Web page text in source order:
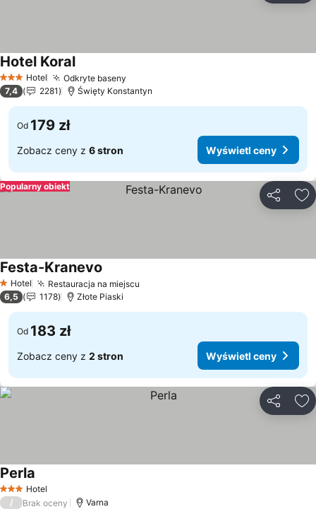
3 Kategoria
Hotel Odkryte baseny
Hotel KoralWyświetl ceny
7,4 2281 Święty Konstantyn
Od 179 zł
Zobacz ceny z 6 stron Wyświetl ceny
Popularny obiekt
1 Kategoria
Hotel Restauracja na miejscu
Festa-Kranevo
6,5 1178 Złote Piaski
Od 183 zł
Zobacz ceny z 2 stron Wyświetl ceny
3 Kategoria
Hotel
Perla
/ Brak oceny Varna